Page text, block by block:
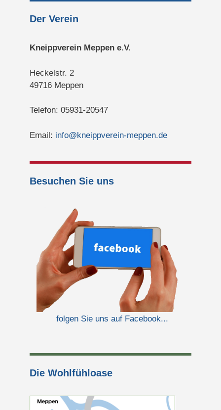
Der Verein
Kneippverein Meppen e.V.
Heckelstr. 2
49716 Meppen
Telefon: 05931-20547
Email: info@kneippverein-meppen.de
Besuchen Sie uns
folgen Sie uns auf Facebook...
Die Wohlfühloase